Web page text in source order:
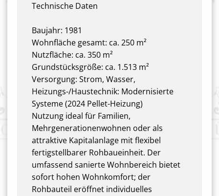
Technische Daten
Baujahr: 1981
Wohnfläche gesamt: ca. 250 m²
Nutzfläche: ca. 350 m²
Grundstücksgröße: ca. 1.513 m²
Versorgung: Strom, Wasser,
Heizungs-/Haustechnik: Modernisierte
Systeme (2024 Pellet-Heizung)
Nutzung ideal für Familien,
Mehrgenerationenwohnen oder als
attraktive Kapitalanlage mit flexibel
fertigstellbarer Rohbaueinheit. Der
umfassend sanierte Wohnbereich bietet
sofort hohen Wohnkomfort; der
Rohbauteil eröffnet individuelles